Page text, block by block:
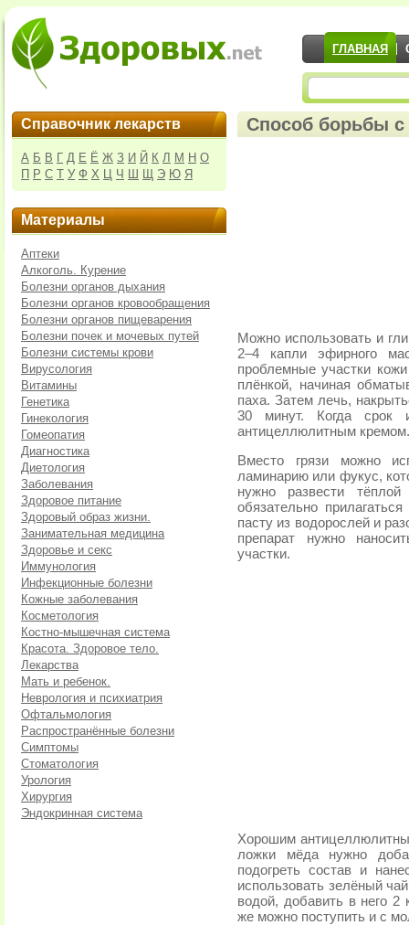
ГЛАВНАЯ
Справочник лекарств
А Б В Г Д Е Ё Ж З И Й К Л М Н О
П Р С Т У Ф Х Ц Ч Ш Щ Э Ю Я
Материалы
Аптеки
Алкоголь. Курение
Болезни органов дыхания
Болезни органов кровообращения
Болезни органов пищеварения
Болезни почек и мочевых путей
Болезни системы крови
Вирусология
Витамины
Генетика
Гинекология
Гомеопатия
Диагностика
Диетология
Заболевания
Здоровое питание
Здоровый образ жизни.
Занимательная медицина
Здоровье и секс
Иммунология
Инфекционные болезни
Кожные заболевания
Косметология
Костно-мышечная система
Красота. Здоровое тело.
Лекарства
Мать и ребенок.
Неврология и психиатрия
Офтальмология
Распространённые болезни
Симптомы
Стоматология
Урология
Хирургия
Эндокринная система
Способ борьбы
Можно использовать и
2–4 капли эфирного
проблемные участки
плёнкой, начиная
паха. Затем лечь,
30 минут. Когда срок
антицеллюлитным кремом.
Вместо грязи можно
ламинарию или фукус,
нужно развести
обязательно
пасту из водорослей и
препарат нужно
участки.
Хорошим
ложки мёда нужно
подогреть состав и
использовать зелёный
водой, добавить в него 2
же можно поступить и с